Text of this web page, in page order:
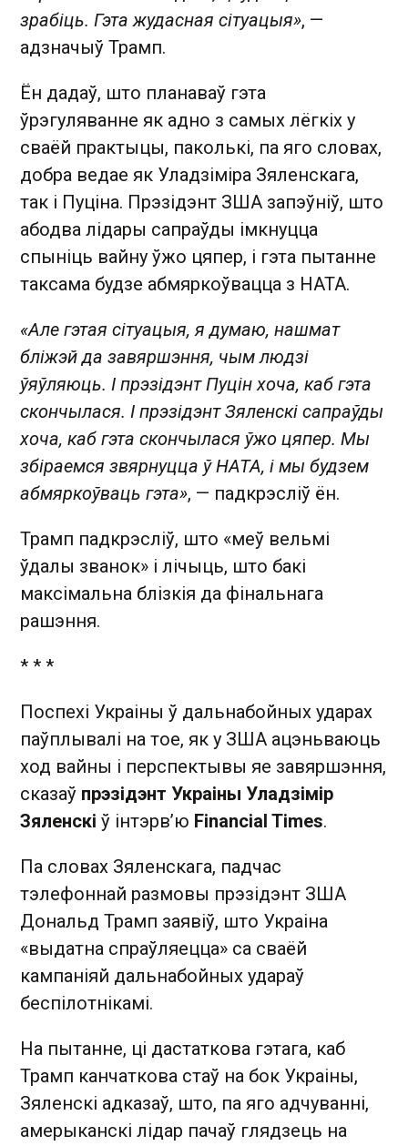
зрабіць. Гэта жудасная сітуацыя», —
адзначыў Трамп.
Ён дадаў, што планаваў гэта
ўрэгуляванне як адно з самых лёгкіх у
сваёй практыцы, паколькі, па яго словах,
добра ведае як Уладзіміра Зяленскага,
так і Пуціна. Прэзідэнт ЗША запэўніў, што
абодва лідары сапраўды імкнуцца
спыніць вайну ўжо цяпер, і гэта пытанне
таксама будзе абмяркоўвацца з НАТА.
«Але гэтая сітуацыя, я думаю, нашмат
бліжэй да завяршэння, чым людзі
ўяўляюць. І прэзідэнт Пуцін хоча, каб гэта
скончылася. І прэзідэнт Зяленскі сапраўды
хоча, каб гэта скончылася ўжо цяпер. Мы
збіраемся звярнуцца ў НАТА, і мы будзем
абмяркоўваць гэта», — падкрэсліў ён.
Трамп падкрэсліў, што «меў вельмі
ўдалы званок» і лічыць, што бакі
максімальна блізкія да фінальнага
рашэння.
* * *
Поспехі Украіны ў дальнабойных ударах
паўплывалі на тое, як у ЗША ацэньваюць
ход вайны і перспектывы яе завяршэння,
сказаў прэзідэнт Украіны Уладзімір
Зяленскі ў інтэрв’ю Financial Times.
Па словах Зяленскага, падчас
тэлефоннай размовы прэзідэнт ЗША
Дональд Трамп заявіў, што Украіна
«выдатна спраўляецца» са сваёй
кампаніяй дальнабойных удараў
беспілотнікамі.
На пытанне, ці дастаткова гэтага, каб
Трамп канчаткова стаў на бок Украіны,
Зяленскі адказаў, што, па яго адчуванні,
амерыканскі лідар пачаў глядзець на